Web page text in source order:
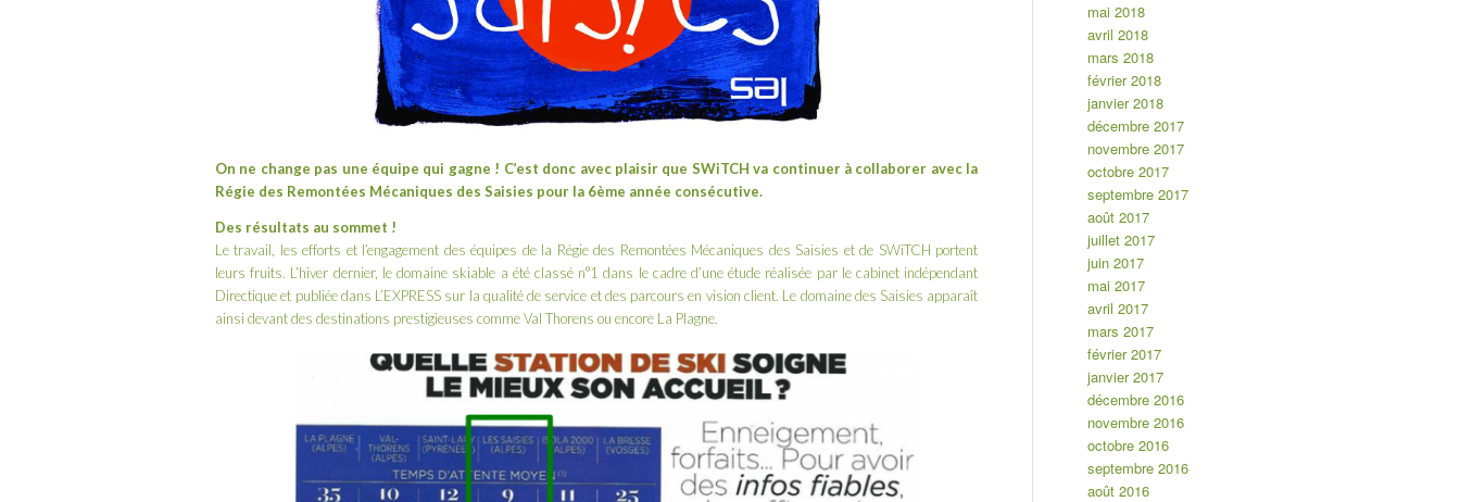
On ne change pas une équipe qui gagne ! C’est donc avec plaisir que SWiTCH va continuer à collaborer avec la
Régie des Remontées Mécaniques des Saisies pour la 6ème année consécutive.
Des résultats au sommet !
Le travail, les efforts et l’engagement des équipes de la Régie des Remontées Mécaniques des Saisies et de SWiTCH portent
leurs fruits. L’hiver dernier, le domaine skiable a été classé n°1 dans le cadre d’une étude réalisée par le cabinet indépendant
Directiqueet publiée dans L’EXPRESS sur la qualité de service et des parcours en vision client. Le domaine des Saisies apparaît
ainsi devant des destinations prestigieuses comme Val Thorens ou encore La Plagne.
mai 2018
avril 2018
mars 2018
février 2018
janvier 2018
décembre 2017
novembre 2017
octobre 2017
septembre 2017
août 2017
juillet 2017
juin 2017
mai 2017
avril 2017
mars 2017
février 2017
janvier 2017
décembre 2016
novembre 2016
octobre 2016
septembre 2016
août 2016